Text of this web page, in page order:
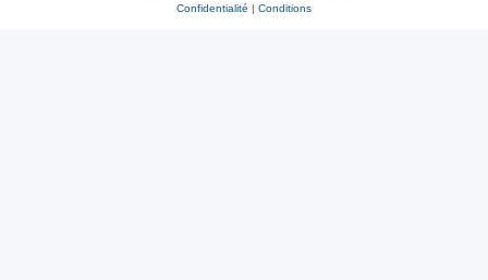
Confidentialité | Conditions